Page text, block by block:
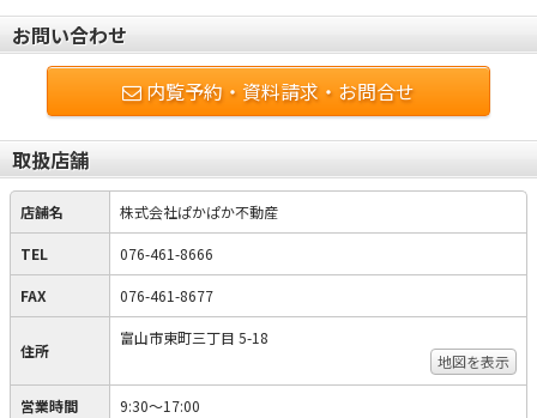
お問い合わせ
内覧予約・資料請求・お問合せ
取扱店舗
店舗名 株式会社ぱかぱか不動産
TEL 076-461-8666
FAX 076-461-8677
住所
富山市東町三丁目 5-18
地図を表示
営業時間 9:30～17:00